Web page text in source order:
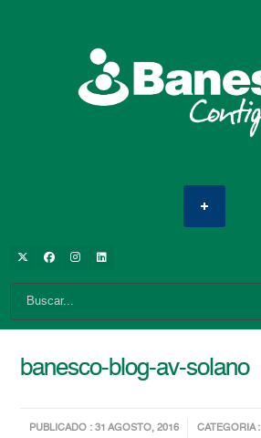
banesco-blog-av-solano
PUBLICADO : 31 AGOSTO, 2016 CATEGORIA :